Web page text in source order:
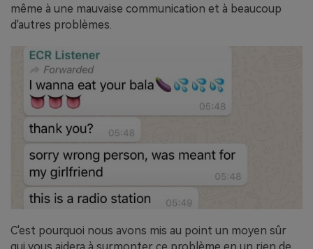
même à une mauvaise communication et à beaucoup
d'autres problèmes.
C'est pourquoi nous avons mis au point un moyen sûr
qui vous aidera à surmonter ce problème en un rien de